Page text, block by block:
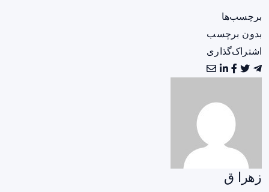
برچسب‌ها
بدون برچسب
اشتراک‌گذاری
زهرا ق